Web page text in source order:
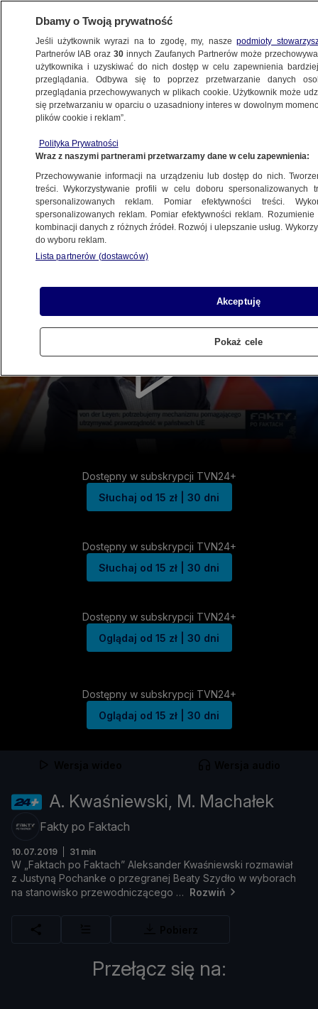
Dostępny w subskrypcji TVN24+
Słuchaj od 15 zł | 30 dni
Dostępny w subskrypcji TVN24+
Słuchaj od 15 zł | 30 dni
Dostępny w subskrypcji TVN24+
Oglądaj od 15 zł | 30 dni
Dostępny w subskrypcji TVN24+
Oglądaj od 15 zł | 30 dni
A. Kwaśniewski, M. Machałek
Fakty po Faktach
10.07.2019 31 min
W „ Faktach po Faktach” Aleksander Kwaśniewski rozmawiał
z Justyną Pochanke o przegranej Beaty Szydło w wyborach
na stanowisko przewodniczącego Rozwiń
Przełącz się na:
Dbamy o Twoją prywatność
Jeśli użytkownik wyrazi na to zgodę, my, naszepodmioty
Partnerów IAB oraz30 innych Zaufanych Partnerów może
użytkownika i uzyskiwać do nich dostęp w celu zapewnienia
przeglądania. Odbywa się to poprzez przetwarzanie danych
przeglądania przechowywanych w plikach cookie. Użytkownik może
się przetwarzaniu w oparciu o uzasadniony interes w dowolnym
plików cookie i reklam”.
Polityka Prywatności
Wraz z naszymi partnerami przetwarzamy dane w celu zapewnienia:
Przechowywanie informacji na urządzeniu lub dostęp do nich.
treści. Wykorzystywanie profili w celu doboru spersonalizowanych
spersonalizowanych reklam. Pomiar efektywności treści.
spersonalizowanych reklam. Pomiar efektywności reklam.
kombinacji danych z różnych źródeł. Rozwój i ulepszanie usług.
do wyboru reklam.
Lista partnerów (dostawców)
Akceptuję
Pokaż cele